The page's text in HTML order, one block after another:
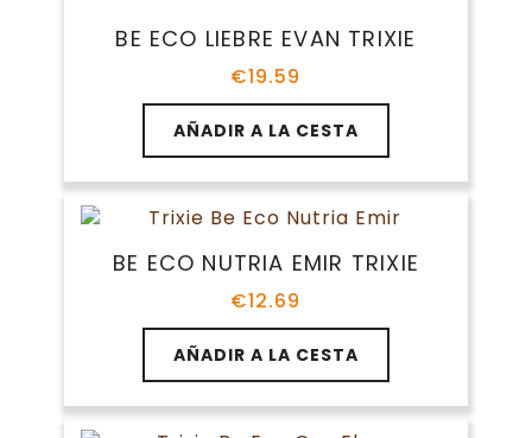
BE ECO LIEBRE EVAN TRIXIE
€19.59
AÑADIR A LA CESTA
BE ECO NUTRIA EMIR TRIXIE
€12.69
AÑADIR A LA CESTA